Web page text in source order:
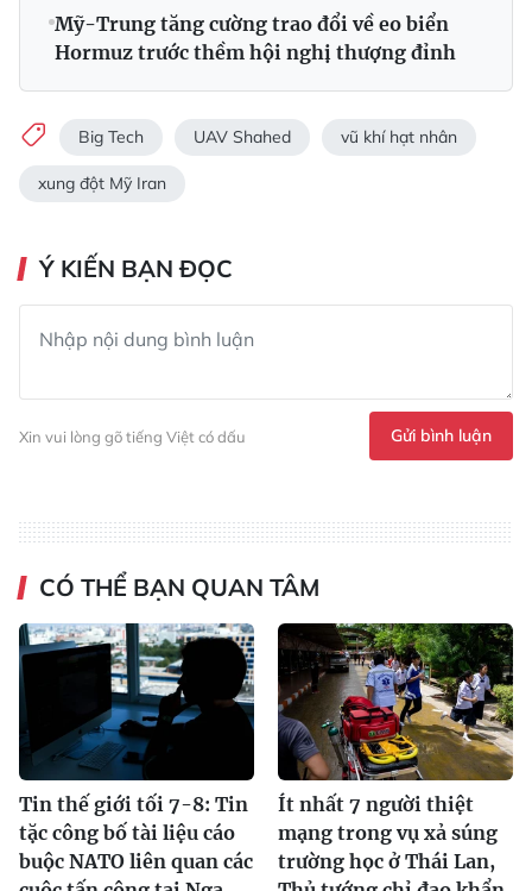
Mỹ-Trung tăng cường trao đổi về eo biển
Hormuz trước thềm hội nghị thượng đỉnh
Big Tech UAV Shahed vũ khí hạt nhân
xung đột Mỹ Iran
Ý KIẾN BẠN ĐỌC
Xin vui lòng gõ tiếng Việt có dấu Gửi bình luận
CÓ THỂ BẠN QUAN TÂM
Tin thế giới tối 7-8: Tin
tặc công bố tài liệu cáo
buộc NATO liên quan các
Ít nhất 7 người thiệt
mạng trong vụ xả súng
trường học ở Thái Lan,